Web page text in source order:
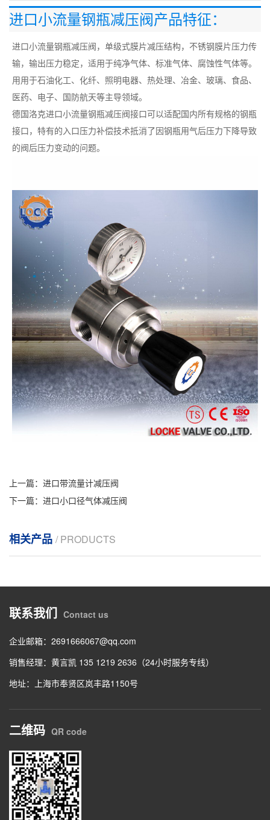
进口小流量钢瓶减压阀产品特征：
进口小流量钢瓶减压阀，单级式膜片减压结构，不锈钢膜片压力传
输，输出压力稳定，适用于纯净气体、标准气体、腐蚀性气体等。
用用于石油化工、化纤、照明电器、热处理、冶金、玻璃、食品、
医药、电子、国防航天等主导领域。
德国洛克进口小流量钢瓶减压阀接口可以适配国内所有规格的钢瓶
接口，特有的入口压力补偿技术抵消了因钢瓶用气后压力下降导致
的阀后压力变动的问题。
上一篇： 进口带流量计减压阀
下一篇： 进口小口径气体减压阀
相关产品 / PRODUCTS
联系我们 Contact us
企业邮箱：2691666067@qq.com
销售经理：黄言凯 135 1219 2636（24小时服务专线）
地址：上海市奉贤区岚丰路1150号
二维码 QR code